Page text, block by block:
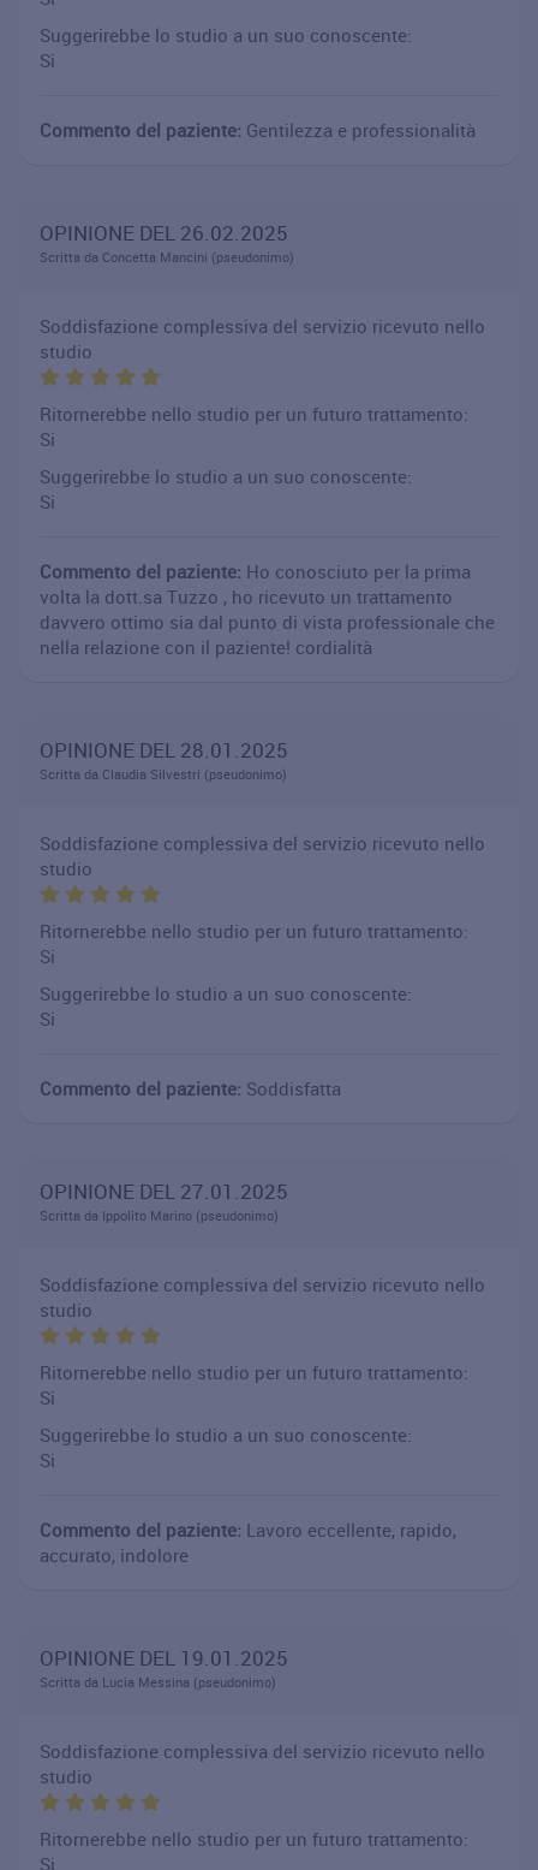
Suggerirebbe lo studio a un suo conoscente:
Si
Commento del paziente: Gentilezza e professionalità
OPINIONE DEL 26.02.2025
Scritta da Concetta Mancini (pseudonimo)
Soddisfazione complessiva del servizio ricevuto nello
studio
Ritornerebbe nello studio per un futuro trattamento:
Si
Suggerirebbe lo studio a un suo conoscente:
Si
Commento del paziente: Ho conosciuto per la prima
volta la dott.sa Tuzzo , ho ricevuto un trattamento
davvero ottimo sia dal punto di vista professionale che
nella relazione con il paziente! cordialità
OPINIONE DEL 28.01.2025
Scritta da Claudia Silvestri (pseudonimo)
Soddisfazione complessiva del servizio ricevuto nello
studio
Ritornerebbe nello studio per un futuro trattamento:
Si
Suggerirebbe lo studio a un suo conoscente:
Si
Commento del paziente: Soddisfatta
OPINIONE DEL 27.01.2025
Scritta da Ippolito Marino (pseudonimo)
Soddisfazione complessiva del servizio ricevuto nello
studio
Ritornerebbe nello studio per un futuro trattamento:
Si
Suggerirebbe lo studio a un suo conoscente:
Si
Commento del paziente: Lavoro eccellente, rapido,
accurato, indolore
OPINIONE DEL 19.01.2025
Scritta da Lucia Messina (pseudonimo)
Soddisfazione complessiva del servizio ricevuto nello
studio
Ritornerebbe nello studio per un futuro trattamento:
Si